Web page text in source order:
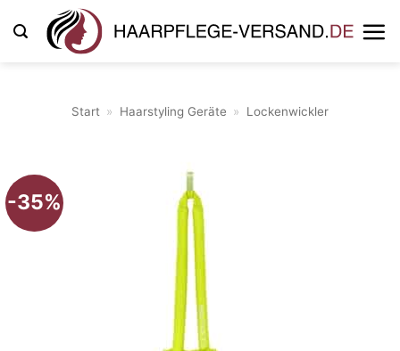
Inhalt
Start » Haarstyling Geräte » Lockenwickler
-35%